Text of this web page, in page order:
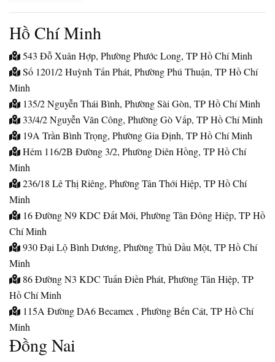
Hồ Chí Minh
543 Đỗ Xuân Hợp, Phường Phước Long, TP Hồ Chí Minh
Số 1201/2 Huỳnh Tấn Phát, Phường Phú Thuận, TP Hồ Chí
Minh
135/2 Nguyễn Thái Bình, Phường Sài Gòn, TP Hồ Chí Minh
33/4/2 Nguyễn Văn Công, Phường Gò Vấp, TP Hồ Chí Minh
19A Trần Bình Trọng, Phường Gia Định, TP Hồ Chí Minh
Hẻm 116/2B Đường 3/2, Phường Diên Hồng, TP Hồ Chí
Minh
236/18 Lê Thị Riêng, Phường Tân Thới Hiệp, TP Hồ Chí
Minh
16 Đường N9 KDC Đất Mới, Phường Tân Đông Hiệp, TP Hồ
Chí Minh
930 Đại Lộ Bình Dương, Phường Thủ Dầu Một, TP Hồ Chí
Minh
86 Đường N3 KDC Tuấn Điền Phát, Phường Tân Hiệp, TP
Hồ Chí Minh
115A Đường DA6 Becamex , Phường Bến Cát, TP Hồ Chí
Minh
Đồng Nai